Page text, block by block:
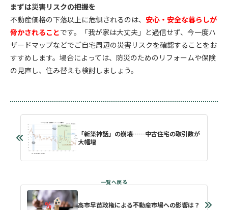
まずは災害リスクの把握を
不動産価格の下落以上に危惧されるのは、 安心・安全な暮らしが
脅かされることです。「我が家は大丈夫」と過信せず、今一度ハ
ザードマップなどでご自宅周辺の災害リスクを確認することをお
すすめします。場合によっては、防災のためのリフォームや保険
の見直し、住み替えも検討しましょう。
「新築神話」の崩壊……中古住宅の取引数が
大幅増
高市早苗政権による不動産市場への影響は？